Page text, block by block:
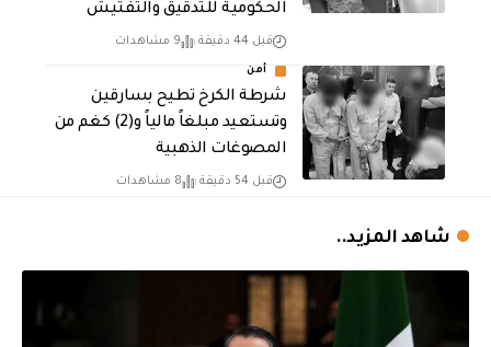
الحكومية للتدقيق والتفتيش
قبل 44 دقيقة 9 مشاهدات
أمن
شرطة الكرخ تطيح بسارقين
وتستعيد مبلغاً مالياً و(2) كغم من
المصوغات الذهبية
قبل 54 دقيقة 8 مشاهدات
شاهد المزيد..